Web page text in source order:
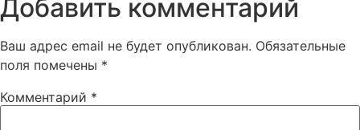
Добавить комментарий
Ваш адрес email не будет опубликован. Обязательные
поля помечены *
Комментарий *